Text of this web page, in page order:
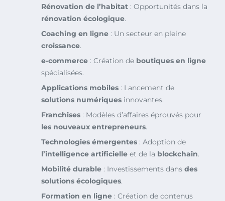
Rénovation de l’habitat : Opportunités dans la
rénovation écologique.
Coaching en ligne : Un secteur en pleine
croissance.
e-commerce : Création de boutiques en ligne
spécialisées.
Applications mobiles : Lancement de
solutions numériques innovantes.
Franchises : Modèles d’affaires éprouvés pour
les nouveaux entrepreneurs.
Technologies émergentes : Adoption de
l’intelligence artificielle et de la blockchain.
Mobilité durable : Investissements dans des
solutions écologiques.
Formation en ligne : Création de contenus